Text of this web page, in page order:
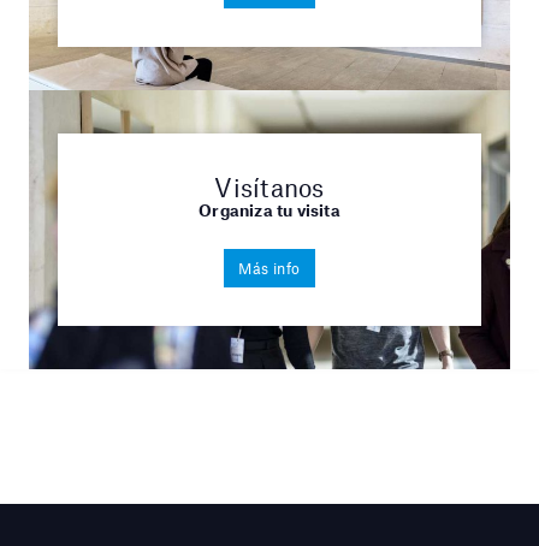
Visítanos
Organiza tu visita
Más info